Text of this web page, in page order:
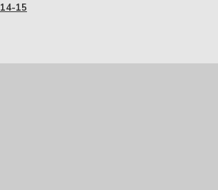
15